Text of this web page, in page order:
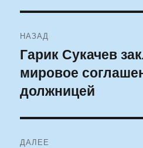
по
записям
НАЗАД
Предыдущая
запись:
Гарик Сукачев
мировое
должницей
ДАЛЕЕ